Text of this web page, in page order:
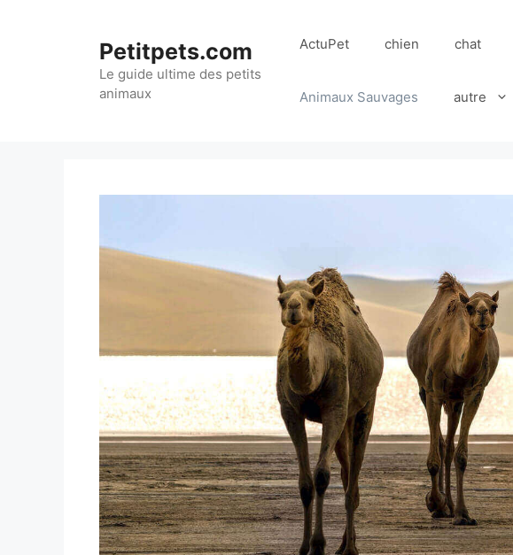
Petitpets.com
Le guide ultime des petits
animaux
ActuPet chien chat
Animaux Sauvages autre